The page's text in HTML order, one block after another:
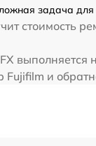
задача
стоимость
выполняется
Fujifilm и